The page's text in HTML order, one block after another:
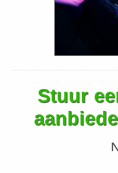
Stuur